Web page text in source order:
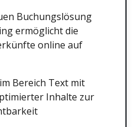
Buchungslösung
ermöglicht die
online auf
Bereich Text mit
Inhalte zur